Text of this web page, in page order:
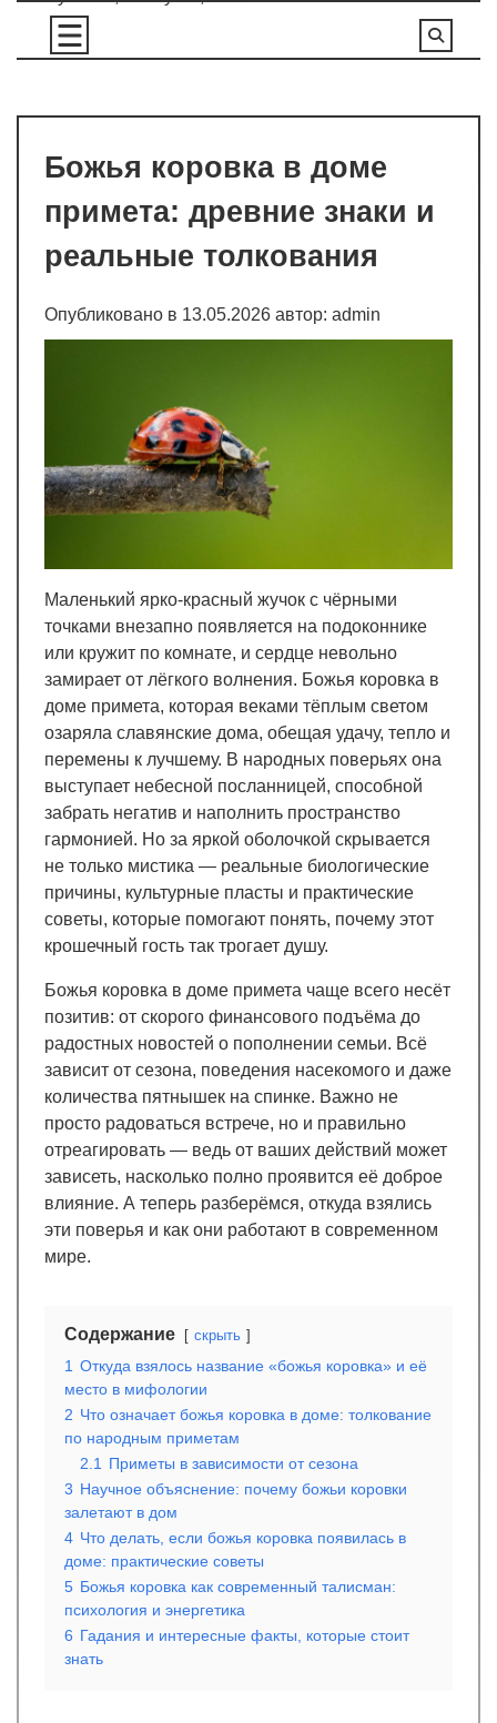
Перейти
содержимому
Божья коровка в доме
примета: древние знаки и
реальные толкования
Опубликовано в 13.05.2026 автор: admin
Маленький ярко-красный жучок с чёрными
точками внезапно появляется на подоконнике
или кружит по комнате, и сердце невольно
замирает от лёгкого волнения. Божья коровка в
доме примета, которая веками тёплым светом
озаряла славянские дома, обещая удачу, тепло и
перемены к лучшему. В народных поверьях она
выступает небесной посланницей, способной
забрать негатив и наполнить пространство
гармонией. Но за яркой оболочкой скрывается
не только мистика — реальные биологические
причины, культурные пласты и практические
советы, которые помогают понять, почему этот
крошечный гость так трогает душу.
Божья коровка в доме примета чаще всего несёт
позитив: от скорого финансового подъёма до
радостных новостей о пополнении семьи. Всё
зависит от сезона, поведения насекомого и даже
количества пятнышек на спинке. Важно не
просто радоваться встрече, но и правильно
отреагировать — ведь от ваших действий может
зависеть, насколько полно проявится её доброе
влияние. А теперь разберёмся, откуда взялись
эти поверья и как они работают в современном
мире.
Содержание скрыть
1 Откуда взялось название «божья коровка» и её
место в мифологии
2 Что означает божья коровка в доме: толкование
по народным приметам
2.1
Приметы в зависимости от сезона
3 Научное объяснение: почему божьи коровки
залетают в дом
4 Что делать, если божья коровка появилась в
доме: практические советы
5 Божья коровка как современный талисман:
психология и энергетика
6 Гадания и интересные факты, которые стоит
знать